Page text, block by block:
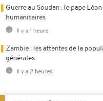
Guerre au Soudan : le pape
humanitaires
Il y a 1 heure
Zambie : les attentes de la
générales
Il y a 2 heures